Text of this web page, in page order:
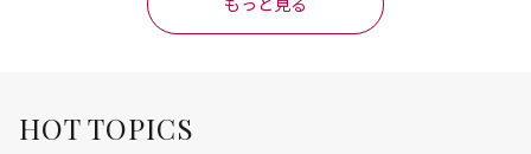
HOT TOPICS